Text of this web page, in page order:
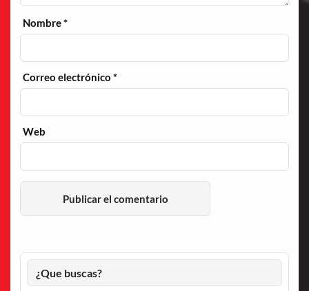
Nombre*
Correo electrónico*
Web
¿Que buscas?